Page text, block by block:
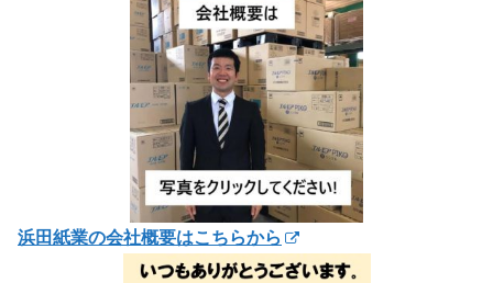
浜田紙業の会社概要はこちらから